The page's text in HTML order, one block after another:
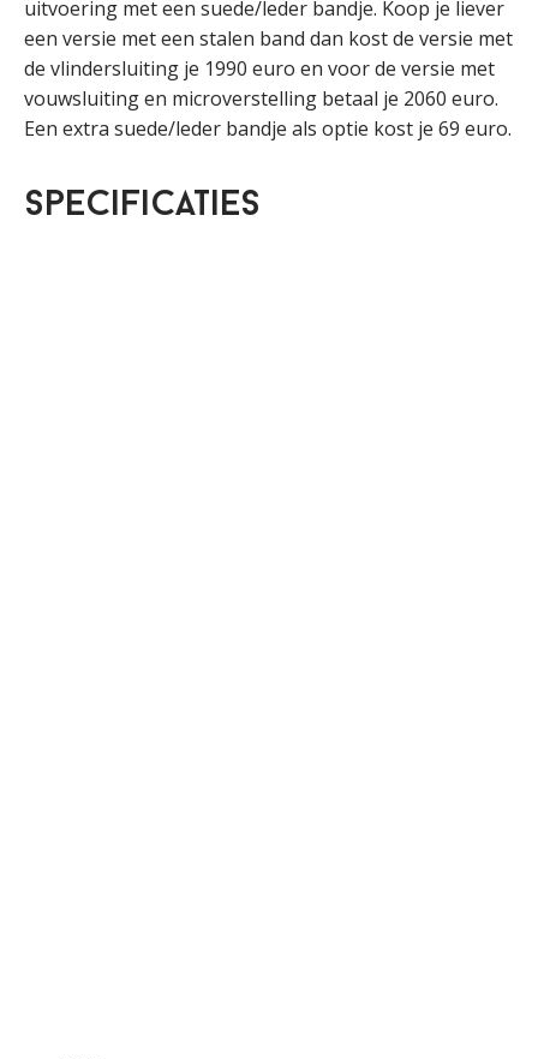
uitvoering met een suede/leder bandje. Koop je liever
een versie met een stalen band dan kost de versie met
de vlindersluiting je 1990 euro en voor de versie met
vouwsluiting en microverstelling betaal je 2060 euro.
Een extra suede/leder bandje als optie kost je 69 euro.
Specificaties